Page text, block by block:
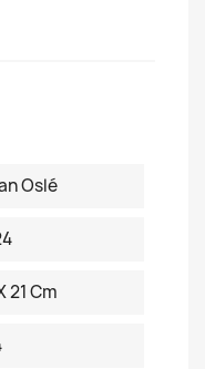
Oslé
21 Cm